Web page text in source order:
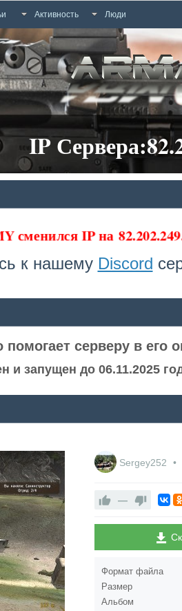
Активность Люди
IP
сменился IP на
к нашему Discord
серверу в его
и запущен до 06.11.2025
Sergey252
—
Формат файла
Размер
Альбом